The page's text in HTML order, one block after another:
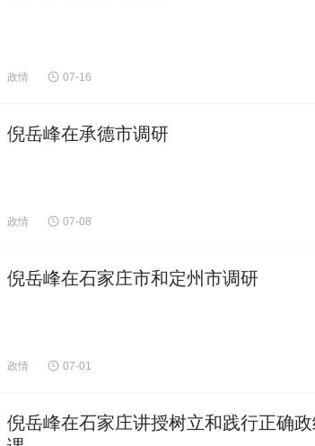
政情 07-16
倪岳峰在承德市调研
政情 07-08
倪岳峰在石家庄市和定州市调研
政情 07-01
倪岳峰在石家庄讲授树立和践行正确